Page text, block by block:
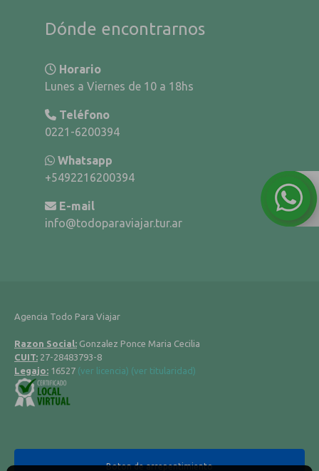
Dónde encontrarnos
Horario
Lunes a Viernes de 10 a 18hs
Teléfono
0221-6200394
Whatsapp
+5492216200394
E-mail
info@todoparaviajar.tur.ar
Agencia Todo Para Viajar
Razon Social: Gonzalez Ponce Maria Cecilia
CUIT: 27-28483793-8
Legajo: 16527 (ver licencia) (ver titularidad)
Boton de arrepentimiento